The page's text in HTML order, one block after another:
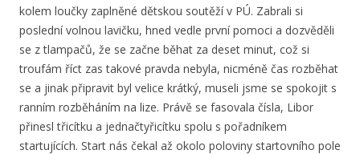
kolem loučky zaplněné dětskou soutěží v PÚ. Zabrali si
poslední volnou lavičku, hned vedle první pomoci a dozvěděli
se z tlampačů, že se začne běhat za deset minut, což si
troufám říct zas takové pravda nebyla, nicméně čas rozběhat
se a jinak připravit byl velice krátký, museli jsme se spokojit s
ranním rozběháním na lize. Právě se fasovala čísla, Libor
přinesl třicítku a jednačtyřicítku spolu s pořadníkem
startujících. Start nás čekal až okolo poloviny startovního pole